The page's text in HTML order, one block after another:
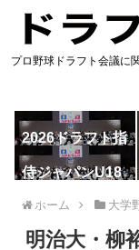
プロ野球ドラフト会議に
2026ドラフト指
名予想
侍ジャパンU18
代表ホーム 大学
明治大・柳